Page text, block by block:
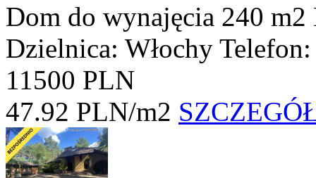
Dom do wynajęcia 240 m2
Dzielnica: Włochy
11500 PLN
47.92 PLN/m2